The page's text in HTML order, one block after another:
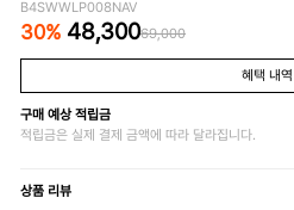
B4SWWLP008NAV
30% 48,30069,000
혜택 내역
구매 예상 적립금
적립금은 실제 결제 금액에 따라 달라집니다.
상품 리뷰